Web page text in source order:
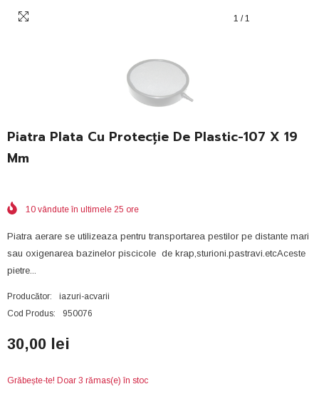
1 / 1
Piatra Plata Cu Protecție De Plastic-107 X 19
Mm
10 vândute în ultimele 25 ore
Piatra aerare se utilizeaza pentru transportarea pestilor pe distante mari
sau oxigenarea bazinelor piscicole de krap,sturioni.pastravi.etcAceste
pietre...
Producător:
iazuri-acvarii
Cod Produs:
950076
30,00 lei
Grăbește-te! Doar 3 rămas(e) în stoc